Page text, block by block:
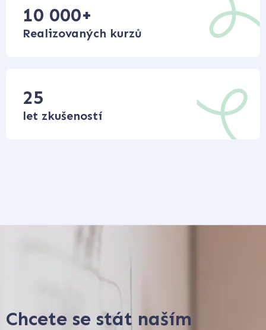
10 000+
Realizovaných kurzů
25
let zkušeností
Chcete se stát naším